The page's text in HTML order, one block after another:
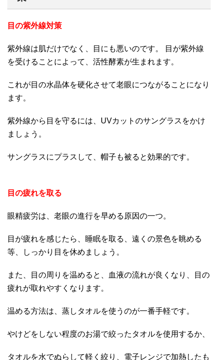
目の紫外線対策
紫外線は肌だけでなく、目にも悪いのです。 目が紫外線
を受けることによって、活性酵素が生まれます。
これが目の水晶体を硬化させて老眼につながることになり
ます。
紫外線から目を守るには、UVカットのサングラスをかけ
ましょう。
サングラスにプラスして、帽子も被ると効果的です。
目の疲れを取る
眼精疲労は、老眼の進行を早める原因の一つ。
目が疲れを感じたら、睡眠を取る、遠くの景色を眺める
等、しっかり目を休めましょう。
また、目の周りを温めると、血液の流れが良くなり、目の
疲れが取れやすくなります。
温める方法は、蒸しタオルを使うのが一番手軽です。
やけどをしない程度のお湯で絞ったタオルを使用するか、
タオルを水でぬらして軽く絞り、電子レンジで加熱したも